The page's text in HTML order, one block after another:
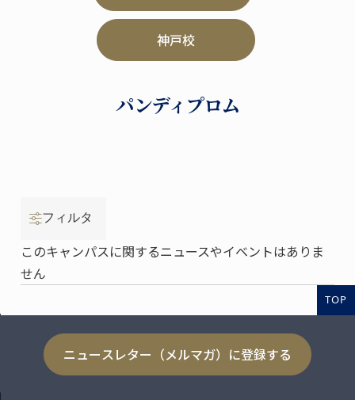
神戸校
パンディプロム
フィルタ
このキャンパスに関するニュースやイベントはありま
せん
TOP
ニュースレター（メルマガ）に登録する